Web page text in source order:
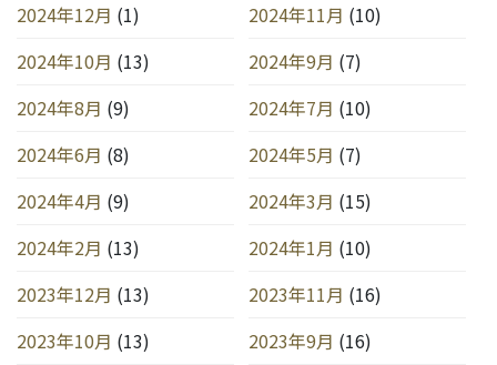
2024年12月 (1) 2024年11月 (10)
2024年10月 (13) 2024年9月 (7)
2024年8月 (9) 2024年7月 (10)
2024年6月 (8) 2024年5月 (7)
2024年4月 (9) 2024年3月 (15)
2024年2月 (13) 2024年1月 (10)
2023年12月 (13) 2023年11月 (16)
2023年10月 (13) 2023年9月 (16)